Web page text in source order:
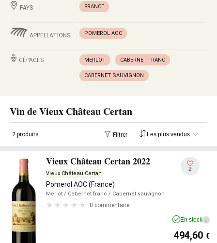
PAYS FRANCE
APPELLATIONS POMEROL AOC
CÉPAGES MERLOT CABERNET FRANC
CABERNET SAUVIGNON
Vin de Vieux Château Certan
2 produits Filtrer
Vieux Château Certan 2022
Vieux Château Certan
Pomerol AOC (France)
Merlot / Cabernet franc / Cabernet sauvignon
0 commentaire
2
En stock i
494,60 €